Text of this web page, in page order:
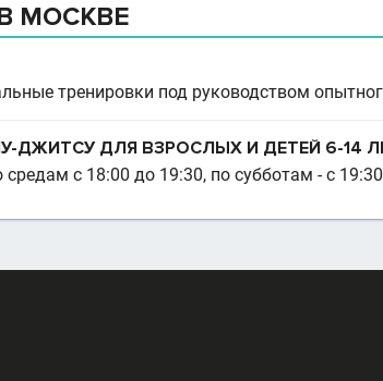
МОСКВЕ
тренировки под руководством
ДЖИТСУ ДЛЯ ВЗРОСЛЫХ И ДЕТЕЙ 6-14
с 18:00 до 19:30, по субботам - с